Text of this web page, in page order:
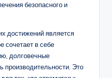
безопасного и
достижений является
сочетает в себе
долговечные
производительности. Это